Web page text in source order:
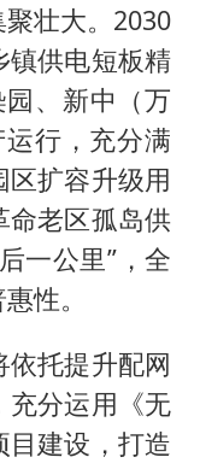
壮大。2030
镇供电短板精
、新中（万
行，充分满
区扩容升级用
命老区孤岛供
一公里”，全
性。
托提升配网
充分运用《无
目建设，打造